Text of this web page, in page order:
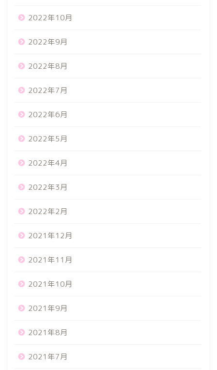
2022年10月
2022年9月
2022年8月
2022年7月
2022年6月
2022年5月
2022年4月
2022年3月
2022年2月
2021年12月
2021年11月
2021年10月
2021年9月
2021年8月
2021年7月